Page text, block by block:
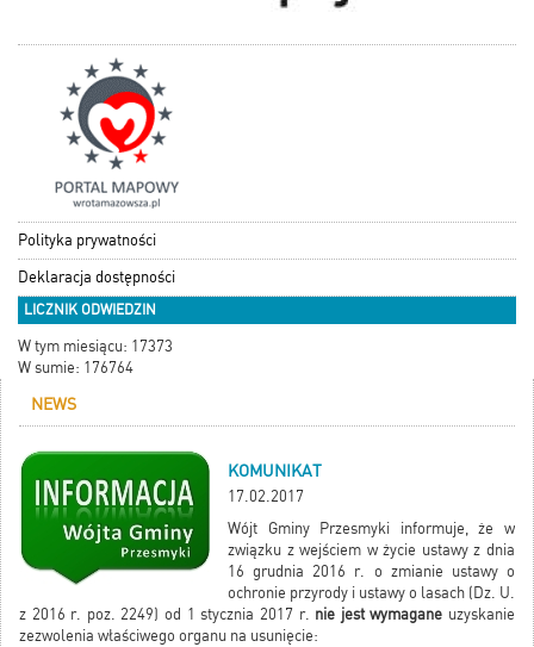
Polityka prywatności
Deklaracja dostępności
LICZNIK ODWIEDZIN
W tym miesiącu: 17373
W sumie: 176764
NEWS
KOMUNIKAT
17.02.2017
Wójt Gminy Przesmyki informuje, że w
związku z wejściem w życie ustawy z dnia
16 grudnia 2016 r. o zmianie ustawy o
ochronie przyrody i ustawy o lasach (Dz. U.
z 2016 r. poz. 2249) od 1 stycznia 2017 r. nie jest wymagane uzyskanie
zezwolenia właściwego organu na usunięcie: